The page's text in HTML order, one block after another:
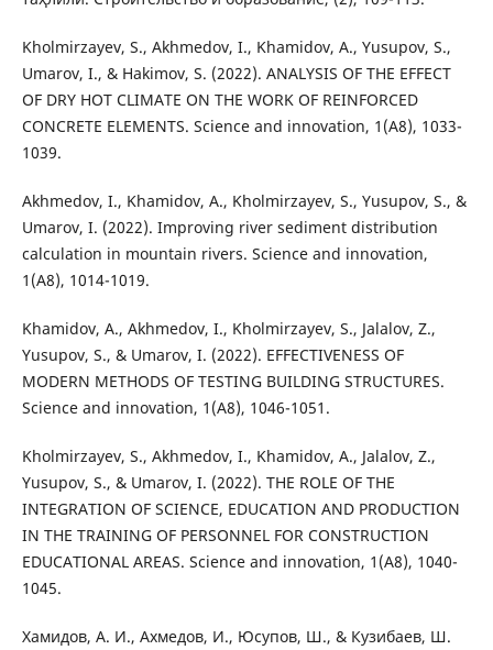
Kholmirzayev, S., Akhmedov, I., Khamidov, A., Yusupov, S.,
Umarov, I., & Hakimov, S. (2022). ANALYSIS OF THE EFFECT
OF DRY HOT CLIMATE ON THE WORK OF REINFORCED
CONCRETE ELEMENTS. Science and innovation, 1(A8), 1033-
1039.
Akhmedov, I., Khamidov, A., Kholmirzayev, S., Yusupov, S., &
Umarov, I. (2022). Improving river sediment distribution
calculation in mountain rivers. Science and innovation,
1(A8), 1014-1019.
Khamidov, A., Akhmedov, I., Kholmirzayev, S., Jalalov, Z.,
Yusupov, S., & Umarov, I. (2022). EFFECTIVENESS OF
MODERN METHODS OF TESTING BUILDING STRUCTURES.
Science and innovation, 1(A8), 1046-1051.
Kholmirzayev, S., Akhmedov, I., Khamidov, A., Jalalov, Z.,
Yusupov, S., & Umarov, I. (2022). THE ROLE OF THE
INTEGRATION OF SCIENCE, EDUCATION AND PRODUCTION
IN THE TRAINING OF PERSONNEL FOR CONSTRUCTION
EDUCATIONAL AREAS. Science and innovation, 1(A8), 1040-
1045.
Хамидов, А. И., Ахмедов, И., Юсупов, Ш., & Кузибаев, Ш.